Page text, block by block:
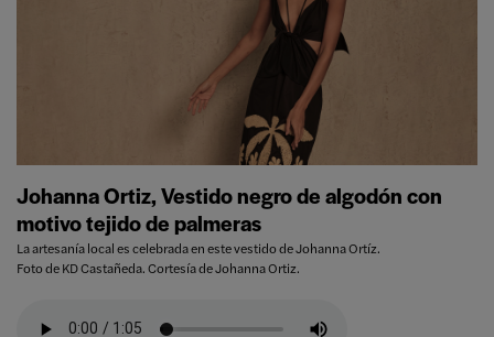
Johanna Ortiz, Vestido negro de algodón con
motivo tejido de palmeras
La artesanía local es celebrada en este vestido de Johanna Ortíz.
Foto de KD Castañeda. Cortesía de Johanna Ortiz.